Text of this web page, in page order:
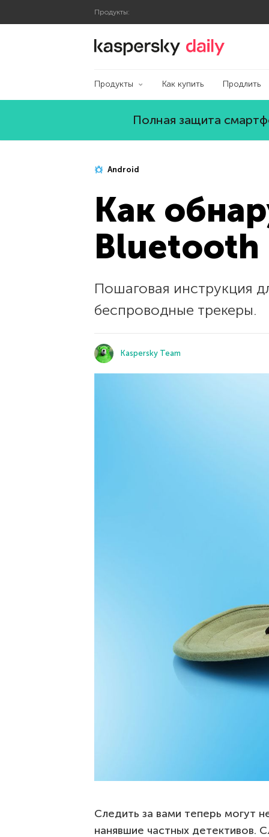
Продукты:
Блог Касперского
Продукты Как купить Продлить
Полная защита
Android
Как
Bluetooth
Пошаговая инструкция
беспроводные трекеры.
Kaspersky Team
Следить за вами теперь могут
нанявшие частных детективов.